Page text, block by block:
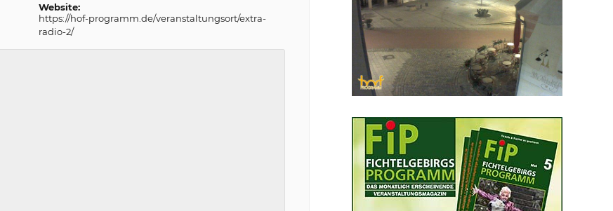
Website:
https://hof-programm.de/veranstaltungsort/extra-
radio-2/